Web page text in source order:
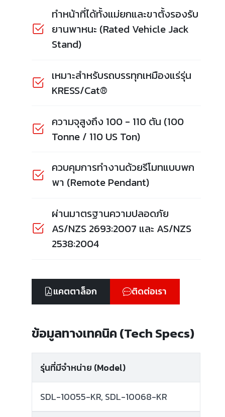
ทำหน้าที่ได้ทั้งแม่ยกและขาตั้งรองรับ
ยานพาหนะ (Rated Vehicle Jack
Stand)
เหมาะสำหรับรถบรรทุกเหมืองแร่รุ่น
KRESS/Cat®
ความจุสูงถึง 100 - 110 ตัน (100
Tonne / 110 US Ton)
ควบคุมการทำงานด้วยรีโมทแบบพก
พา (Remote Pendant)
ผ่านมาตรฐานความปลอดภัย
AS/NZS 2693:2007 และ AS/NZS
2538:2004
แคตตาล็อก ติดต่อเรา
ข้อมูลทางเทคนิค (Tech Specs)
รุ่นที่มีจำหน่าย (Model)
SDL-10055-KR, SDL-10068-KR